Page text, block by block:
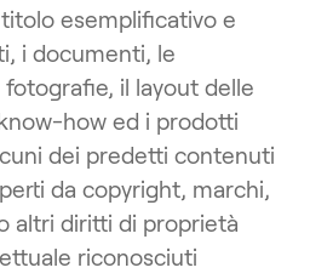
esemplificativo e
i documenti, le
il layout delle
how ed i prodotti
dei predetti contenuti
da copyright, marchi,
altri diritti di proprietà
riconosciuti